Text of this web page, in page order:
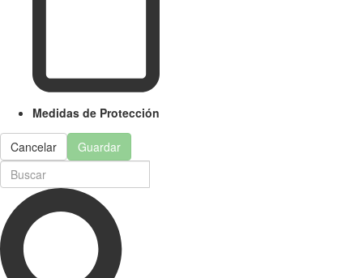
Medidas de Protección
Cancelar Guardar